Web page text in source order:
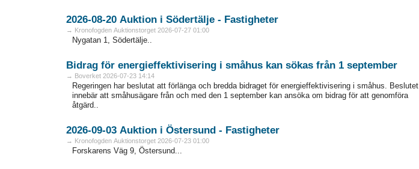
2026-08-20 Auktion i Södertälje - Fastigheter
→ Kronofogden Auktionstorget 2026-07-27 01:00
Nygatan 1, Södertälje..
Bidrag för energieffektivisering i småhus kan sökas från 1 september
→ Boverket 2026-07-23 14:14
Regeringen har beslutat att förlänga och bredda bidraget för energieffektivisering i småhus. Beslutet
innebär att småhusägare från och med den 1 september kan ansöka om bidrag för att genomföra
åtgärd..
2026-09-03 Auktion i Östersund - Fastigheter
→ Kronofogden Auktionstorget 2026-07-23 01:00
Forskarens Väg 9, Östersund...